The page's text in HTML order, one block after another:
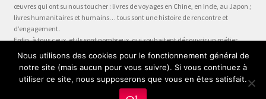
œuvres qui ont su nous toucher : livres de voyages en Chine, en Inde, au Japon ;
livres humanitaires et humains… tous sont une histoire de rencontre et
d’engagement.
Enfin, à tous ceux, et ils sont nombreux, qui souhaitent découvrir un métier,
préparer leur formation ou choisir leur orientation, à la question « quel métier ?
» nous dédions la collection Être, véritable panorama du monde du travail, plus
qu’un guide des métiers, plus qu’une fiche métier… un test métier, un « stage
en entreprise dans votre fauteuil » !
Nous utilisons des cookies pour le fonctionnement général de
notre site (mais aucun pour vous suivre). Si vous continuez à
utiliser ce site, nous supposerons que vous en êtes satisfait.